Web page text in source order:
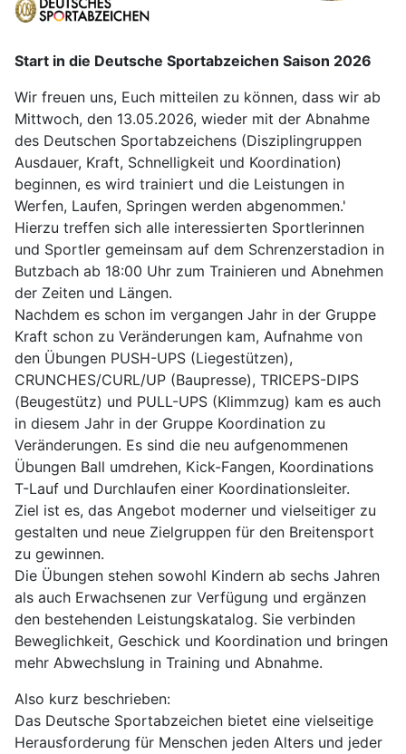
Start in die Deutsche Sportabzeichen Saison 2026
Wir freuen uns, Euch mitteilen zu können, dass wir ab
Mittwoch, den 13.05.2026, wieder mit der Abnahme
des Deutschen Sportabzeichens (Disziplingruppen
Ausdauer, Kraft, Schnelligkeit und Koordination)
beginnen, es wird trainiert und die Leistungen in
Werfen, Laufen, Springen werden abgenommen.'
Hierzu treffen sich alle interessierten Sportlerinnen
und Sportler gemeinsam auf dem Schrenzerstadion in
Butzbach ab 18:00 Uhr zum Trainieren und Abnehmen
der Zeiten und Längen.
Nachdem es schon im vergangen Jahr in der Gruppe
Kraft schon zu Veränderungen kam, Aufnahme von
den Übungen PUSH-UPS (Liegestützen),
CRUNCHES/CURL/UP (Baupresse), TRICEPS-DIPS
(Beugestütz) und PULL-UPS (Klimmzug) kam es auch
in diesem Jahr in der Gruppe Koordination zu
Veränderungen. Es sind die neu aufgenommenen
Übungen Ball umdrehen, Kick-Fangen, Koordinations
T-Lauf und Durchlaufen einer Koordinationsleiter.
Ziel ist es, das Angebot moderner und vielseitiger zu
gestalten und neue Zielgruppen für den Breitensport
zu gewinnen.
Die Übungen stehen sowohl Kindern ab sechs Jahren
als auch Erwachsenen zur Verfügung und ergänzen
den bestehenden Leistungskatalog. Sie verbinden
Beweglichkeit, Geschick und Koordination und bringen
mehr Abwechslung in Training und Abnahme.
Also kurz beschrieben:
Das Deutsche Sportabzeichen bietet eine vielseitige
Herausforderung für Menschen jeden Alters und jeder